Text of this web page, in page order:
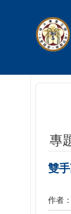
專
雙
作者